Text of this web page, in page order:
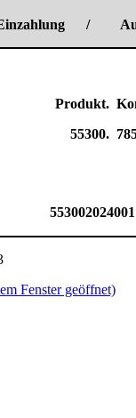
/
Produkt.
55300.
553002024001
Fenster geöffnet)